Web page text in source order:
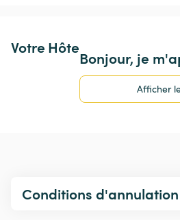
Votre Hôte
Bonjour, je
Afficher
Conditions d'annulation